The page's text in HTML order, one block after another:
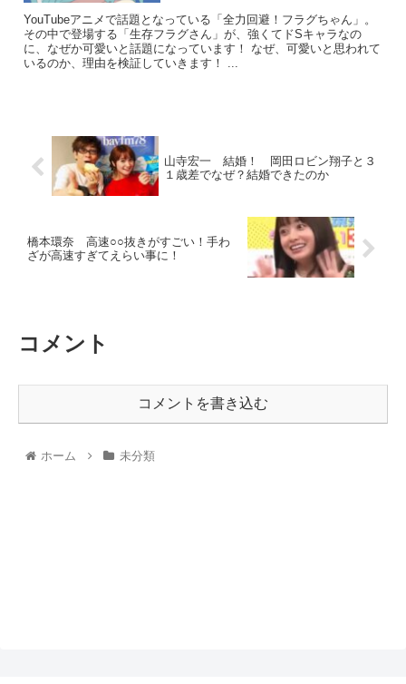
YouTubeアニメで話題となっている「全力回避！フラグちゃん」。
その中で登場する「生存フラグさん」が、強くてドSキャラなの
に、なぜか可愛いと話題になっています！ なぜ、可愛いと思われて
いるのか、理由を検証していきます！ ...
山寺宏一 結婚！ 岡田ロビン翔子と３
１歳差でなぜ？結婚できたのか
橋本環奈 高速○○抜きがすごい！手わ
ざが高速すぎてえらい事に！
コメント
コメントを書き込む
ホーム 未分類